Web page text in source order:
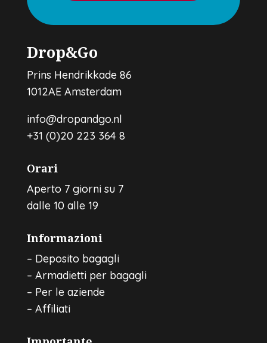
Drop&Go
Prins Hendrikkade 86
1012AE Amsterdam
info@dropandgo.nl
+31 (0)20 223 364 8
Orari
Aperto 7 giorni su 7
dalle 10 alle 19
Informazioni
– Deposito bagagli
– Armadietti per bagagli
– Per le aziende
– Affiliati